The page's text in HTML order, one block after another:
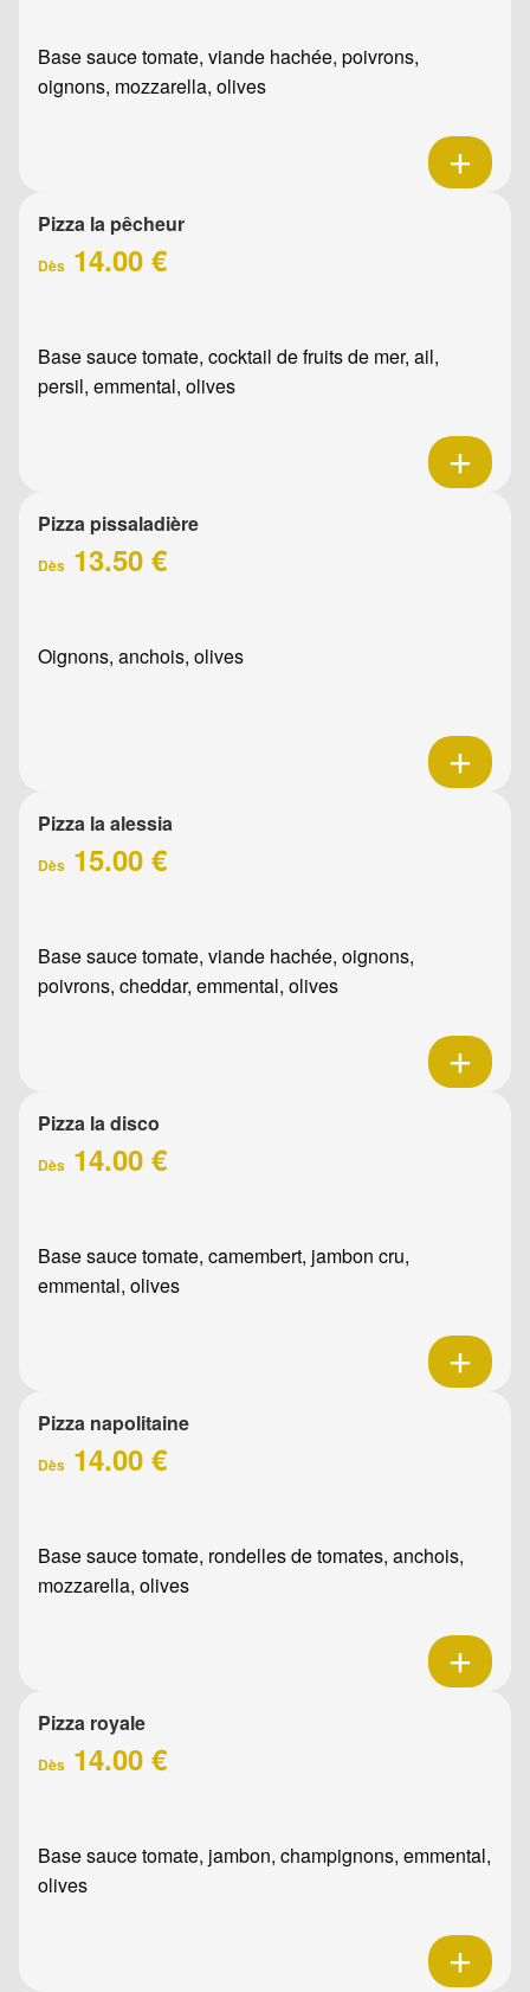
Base sauce tomate, viande hachée, poivrons,
oignons, mozzarella, olives
Pizza la pêcheur
Dès 14.00 €
Base sauce tomate, cocktail de fruits de mer, ail,
persil, emmental, olives
Pizza pissaladière
Dès 13.50 €
Oignons, anchois, olives
Pizza la alessia
Dès 15.00 €
Base sauce tomate, viande hachée, oignons,
poivrons, cheddar, emmental, olives
Pizza la disco
Dès 14.00 €
Base sauce tomate, camembert, jambon cru,
emmental, olives
Pizza napolitaine
Dès 14.00 €
Base sauce tomate, rondelles de tomates, anchois,
mozzarella, olives
Pizza royale
Dès 14.00 €
Base sauce tomate, jambon, champignons, emmental,
olives